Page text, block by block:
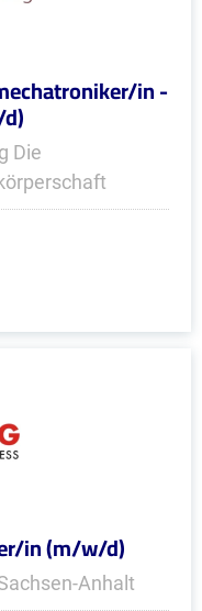
in -
Die
in (m/w/d)
Anhalt